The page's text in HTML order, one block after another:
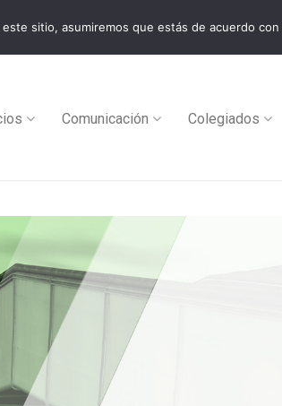
Comunicación Colegiados
sitio, asumiremos que estás de acuerdo con